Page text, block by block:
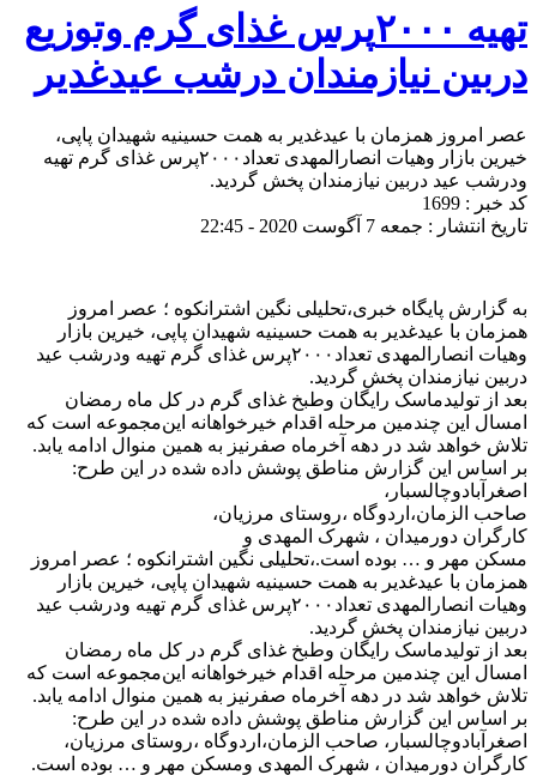
تهیه ۲۰۰۰پرس غذای گرم وتوزیع
دربین نیازمندان درشب عیدغدیر
عصر امروز همزمان با عیدغدیر به همت حسینیه شهیدان پاپی،
خیرین بازار وهیات انصارالمهدی‌ تعداد۲۰۰۰پرس غذای گرم تهیه
ودرشب عید دربین نیازمندان پخش گردید.
کد خبر : 1699
تاریخ انتشار : جمعه 7 آگوست 2020 - 22:45
به گزارش پایگاه خبری،تحلیلی نگین اشترانکوه ؛ عصر امروز
همزمان با عیدغدیر به همت حسینیه شهیدان پاپی، خیرین بازار
وهیات انصارالمهدی‌ تعداد۲۰۰۰پرس غذای گرم تهیه ودرشب عید
دربین نیازمندان پخش گردید.
بعد از تولیدماسک رایگان وطبخ غذای گرم در کل ماه رمضان
امسال این چندمین مرحله‌ اقدام خیرخواهانه این‌مجموعه است که
تلاش خواهد شد در دهه آخرماه صفرنیز به همین منوال ادامه یابد.
بر اساس این گزارش مناطق پوشش داده شده در این طرح:
اصغرآبادوچالسبار،
صاحب الزمان،اردوگاه ،روستای مرزیان،
کارگران دورمیدان ، ‌شهرک المهدی و
مسکن مهر و … بوده است.،تحلیلی نگین اشترانکوه ؛ عصر امروز
همزمان با عیدغدیر به همت حسینیه شهیدان پاپی، خیرین بازار
وهیات انصارالمهدی‌ تعداد۲۰۰۰پرس غذای گرم تهیه ودرشب عید
دربین نیازمندان پخش گردید.
بعد از تولیدماسک رایگان وطبخ غذای گرم در کل ماه رمضان
امسال این چندمین مرحله‌ اقدام خیرخواهانه این‌مجموعه است که
تلاش خواهد شد در دهه آخرماه صفرنیز به همین منوال ادامه یابد.
بر اساس این گزارش مناطق پوشش داده شده در این طرح:
اصغرآبادوچالسبار، صاحب الزمان،اردوگاه ،روستای مرزیان،
کارگران دورمیدان ، ‌شهرک المهدی و‌مسکن مهر و … بوده است.